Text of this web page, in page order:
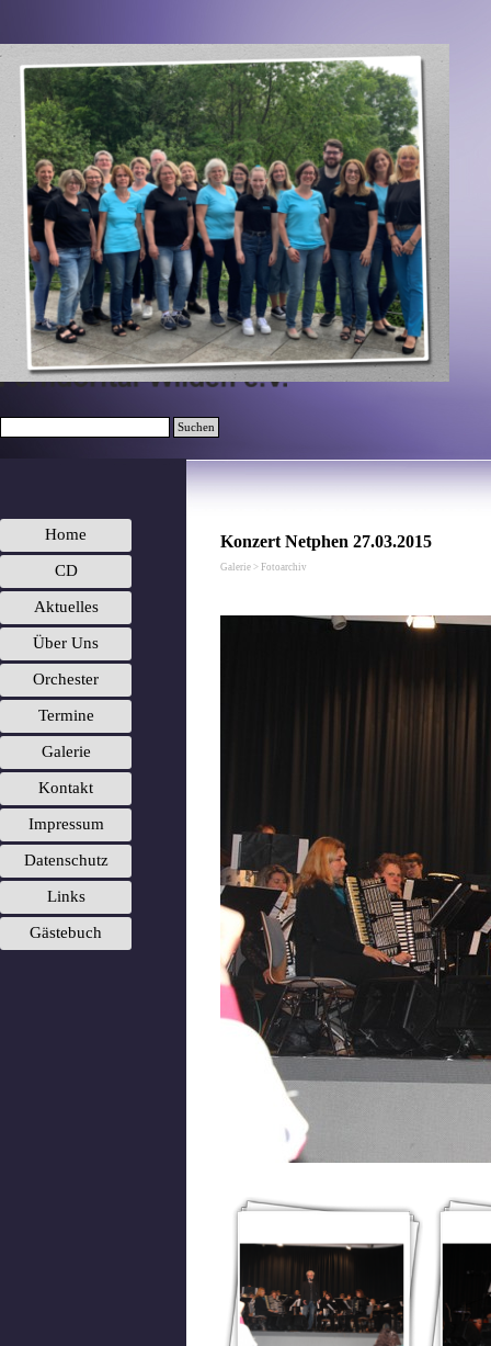
Suchen
Menü überspringen
Home
CD
Aktuelles
Über Uns
Orchester
Termine
Galerie
Kontakt
Impressum
Datenschutz
Links
Gästebuch
Konzert Netphen 27.03.2015
Galerie > Fotoarchiv